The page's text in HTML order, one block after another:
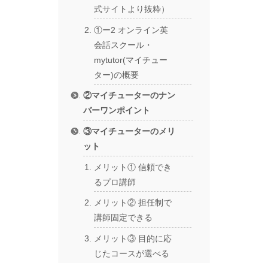
式サイトより抜粋）
①ー2 オンライン英
会話スクール・
mytutor(マイチュー
ター)の概要
②マイチューターのナン
バーワンポイント
③マイチューターのメリ
ット
メリット① 信頼でき
るプロ講師
メリット② 担任制で
講師固定できる
メリット③ 目的に応
じたコースが選べる